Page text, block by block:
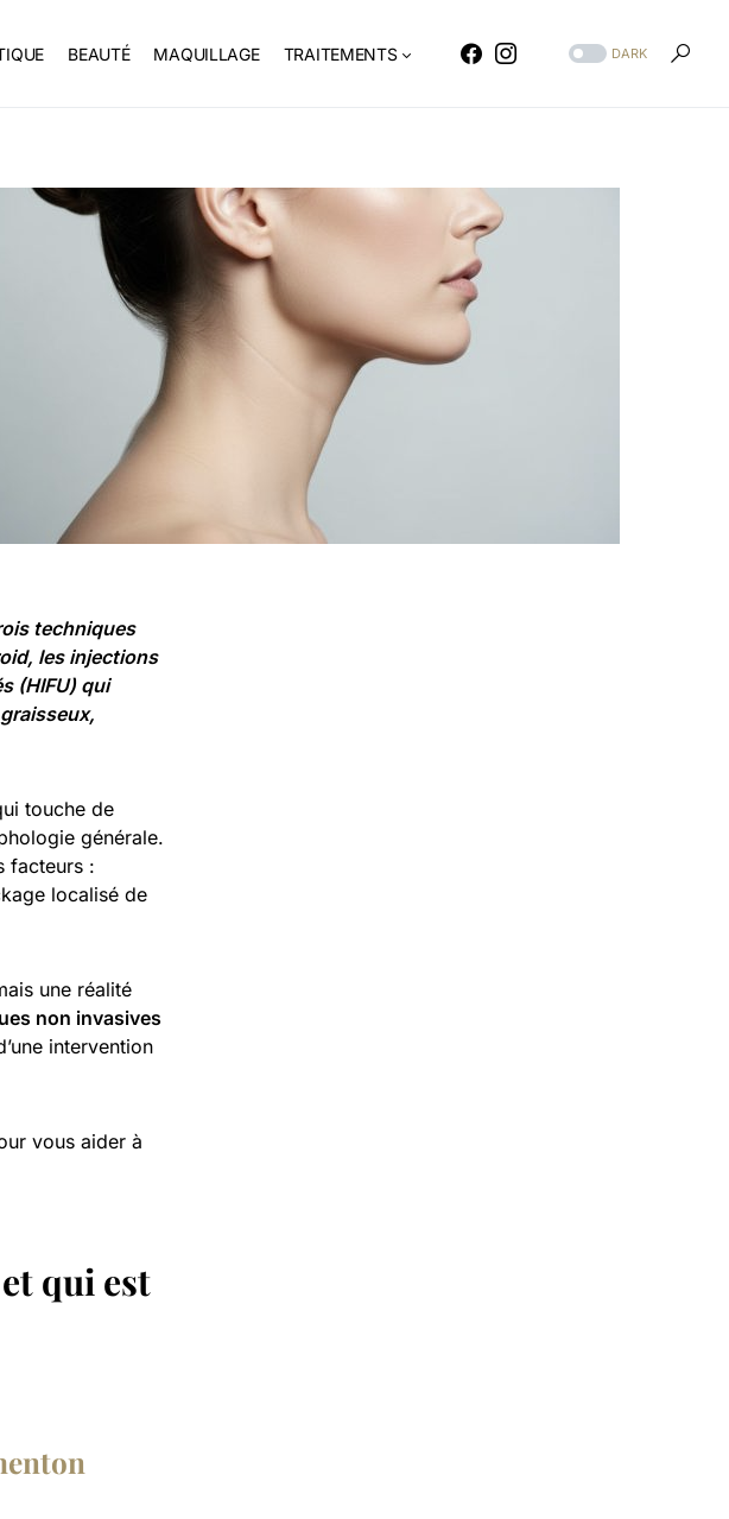
BEAUTÉ MAQUILLAGE TRAITEMENTS DARK
techniques
les injections
(HIFU) qui
touche de
générale.
facteurs :
localisé de
une réalité
non invasives
intervention
vous aider à
qui est